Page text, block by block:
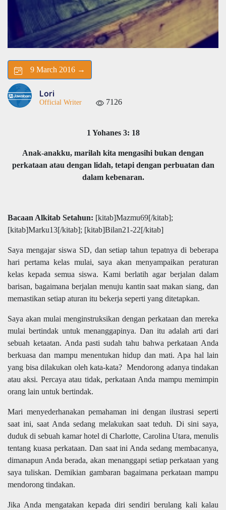
9 March 2016 →
Lori
Official Writer 7126
1 Yohanes 3: 18
Anak-anakku, marilah kita mengasihi bukan dengan
perkataan atau dengan lidah, tetapi dengan perbuatan dan
dalam kebenaran.
Bacaan Alkitab Setahun: [kitab]Mazmu69[/kitab];
[kitab]Marku13[/kitab]; [kitab]Bilan21-22[/kitab]
Saya mengajar siswa SD, dan setiap tahun tepatnya di beberapa
hari pertama kelas mulai, saya akan menyampaikan peraturan
kelas kepada semua siswa. Kami berlatih agar berjalan dalam
barisan, bagaimana berjalan menuju kantin saat makan siang, dan
memastikan setiap aturan itu bekerja seperti yang ditetapkan.
Saya akan mulai menginstruksikan dengan perkataan dan mereka
mulai bertindak untuk menanggapinya. Dan itu adalah arti dari
sebuah ketaatan. Anda pasti sudah tahu bahwa perkataan Anda
berkuasa dan mampu menentukan hidup dan mati. Apa hal lain
yang bisa dilakukan oleh kata-kata? Mendorong adanya tindakan
atau aksi. Percaya atau tidak, perkataan Anda mampu memimpin
orang lain untuk bertindak.
Mari menyederhanakan pemahaman ini dengan ilustrasi seperti
saat ini, saat Anda sedang melakukan saat teduh. Di sini saya,
duduk di sebuah kamar hotel di Charlotte, Carolina Utara, menulis
tentang kuasa perkataan. Dan saat ini Anda sedang membacanya,
dimanapun Anda berada, akan menanggapi setiap perkataan yang
saya tuliskan. Demikian gambaran bagaimana perkataan mampu
mendorong tindakan.
Jika Anda mengatakan kepada diri sendiri berulang kali kalau